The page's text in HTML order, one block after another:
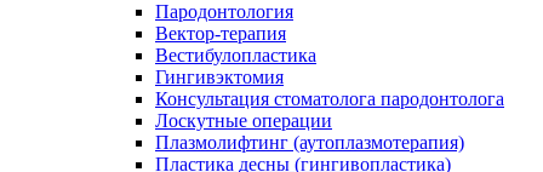
Пародонтология
Вектор-терапия
Вестибулопластика
Гингивэктомия
Консультация стоматолога пародонтолога
Лоскутные операции
Плазмолифтинг (аутоплазмотерапия)
Пластика десны (гингивопластика)